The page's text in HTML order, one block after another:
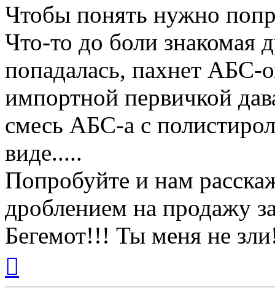
Чтобы понять нужно
Что-то до боли знакомая
попадалась, пахнет АБС-
импортной первичкой
смесь АБС-а с
виде.....
Попробуйте и нам
дроблением на продажу
Бегемот!!! Ты меня не
началу